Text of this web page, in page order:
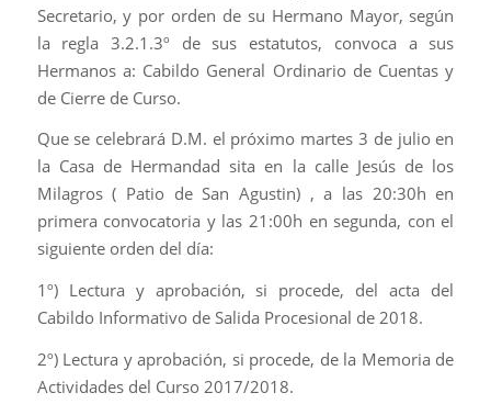
Secretario, y por orden de su Hermano Mayor, según
la regla 3.2.1.3º de sus estatutos, convoca a sus
Hermanos a: Cabildo General Ordinario de Cuentas y
de Cierre de Curso.
Que se celebrará D.M. el próximo martes 3 de julio en
la Casa de Hermandad sita en la calle Jesús de los
Milagros ( Patio de San Agustin) , a las 20:30h en
primera convocatoria y las 21:00h en segunda, con el
siguiente orden del día:
1º) Lectura y aprobación, si procede, del acta del
Cabildo Informativo de Salida Procesional de 2018.
2º) Lectura y aprobación, si procede, de la Memoria de
Actividades del Curso 2017/2018.